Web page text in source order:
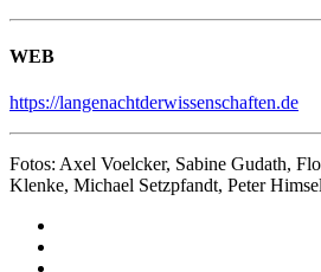
WEB
https://langenachtderwissenschaften.de
Fotos: Axel Voelcker, Sabine Gudath,
Klenke, Michael Setzpfandt, Peter